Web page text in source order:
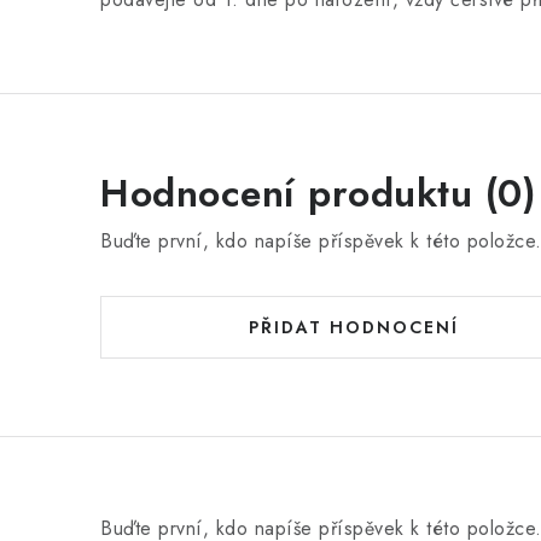
Hodnocení produktu (0)
Buďte první, kdo napíše příspěvek k této položce.
PŘIDAT HODNOCENÍ
Buďte první, kdo napíše příspěvek k této položce.